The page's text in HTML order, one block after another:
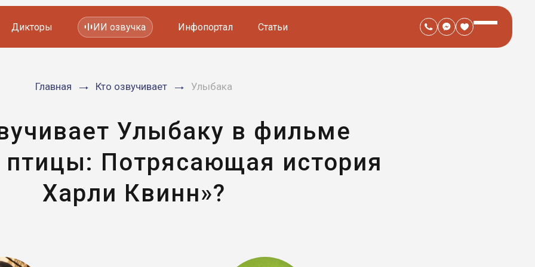
Мультфильмов
Дикторы ИИ озвучка Инфопортал Статьи
Главная Кто озвучивает Улыбака
Улыбаку в фильме
Потрясающая история
Харли Квинн»?